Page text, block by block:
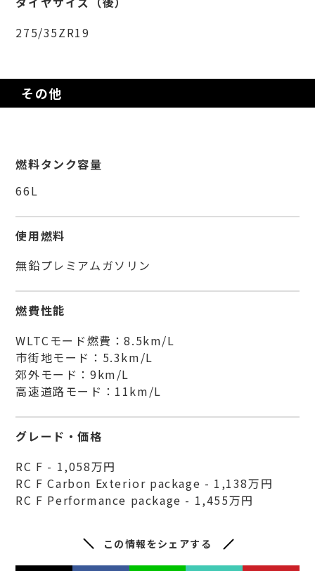
275/35ZR19
その他
燃料タンク容量
66L
使用燃料
無鉛プレミアムガソリン
燃費性能
WLTCモード燃費：8.5km/L
市街地モード：5.3km/L
郊外モード：9km/L
高速道路モード：11km/L
グレード・価格
RC F - 1,058万円
RC F Carbon Exterior package - 1,138万円
RC F Performance package - 1,455万円
この情報をシェアする